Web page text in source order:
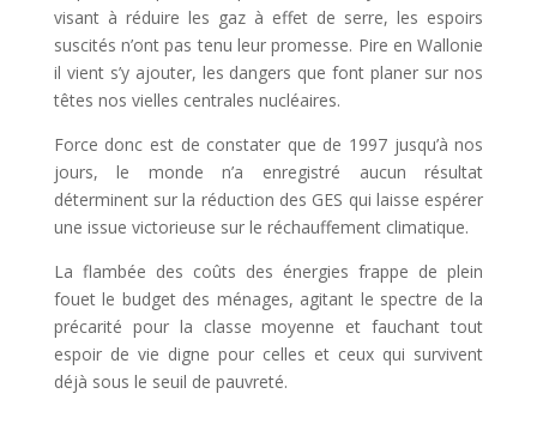
visant à réduire les gaz à effet de serre, les espoirs
suscités n’ont pas tenu leur promesse. Pire en Wallonie
il vient s’y ajouter, les dangers que font planer sur nos
têtes nos vielles centrales nucléaires.
Force donc est de constater que de 1997 jusqu’à nos
jours, le monde n’a enregistré aucun résultat
déterminent sur la réduction des GES qui laisse espérer
une issue victorieuse sur le réchauffement climatique.
La flambée des coûts des énergies frappe de plein
fouet le budget des ménages, agitant le spectre de la
précarité pour la classe moyenne et fauchant tout
espoir de vie digne pour celles et ceux qui survivent
déjà sous le seuil de pauvreté.